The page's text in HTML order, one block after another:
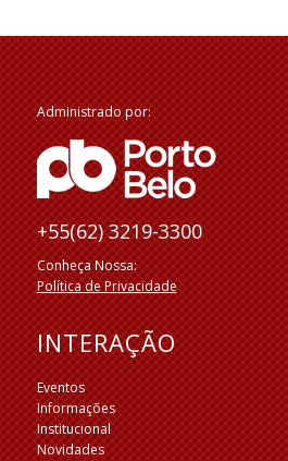
Administrado por:
+55(62) 3219-3300
Conheça Nossa:
Política de Privacidade
INTERAÇÃO
Eventos
Informações
Institucional
Novidades